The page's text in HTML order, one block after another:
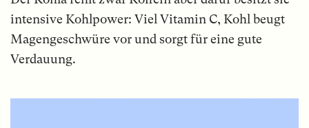
intensive Kohlpower: Viel Vitamin C, Kohl beugt
Magengeschwüre vor und sorgt für eine gute
Verdauung.